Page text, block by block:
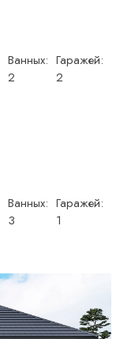
Ванных:
2
Гаражей:
2
Ванных:
3
Гаражей:
1